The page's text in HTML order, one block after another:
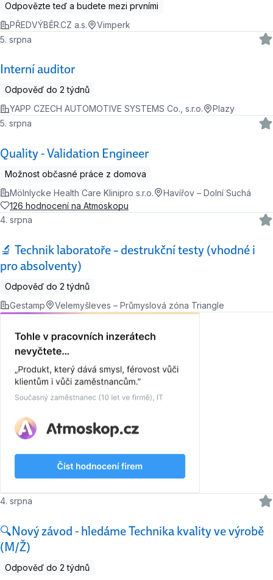
Odpovězte teď a budete mezi prvními
PŘEDVÝBĚR.CZ a.s.
Vimperk
Interní auditor
5. srpna
Odpověď do 2 týdnů
YAPP CZECH AUTOMOTIVE SYSTEMS Co., s.r.o.
Plazy
Quality - Validation Engineer
5. srpna
Možnost občasné práce z domova
Mölnlycke Health Care Klinipro s.r.o.
Havířov – Dolní Suchá
126 hodnocení na Atmoskopu
🔬 Technik laboratoře – destrukční testy (vhodné i
pro absolventy)
4. srpna
Odpověď do 2 týdnů
Gestamp
Velemyšleves – Průmyslová zóna Triangle
🔍Nový závod - hledáme Technika kvality ve výrobě
(M/Ž)
4. srpna
Odpověď do 2 týdnů